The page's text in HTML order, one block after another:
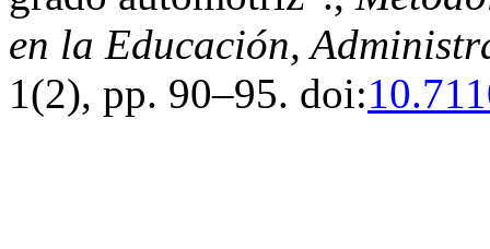
en la Educación,
1(2), pp. 90–95. doi: